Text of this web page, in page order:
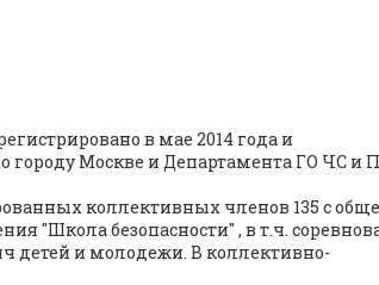
в мае 2014 года и
городу Москве и Департамента ГО ЧС и
коллективных членов 135 с
"Школа безопасности" , в т.ч.
детей и молодежи. В коллективно-